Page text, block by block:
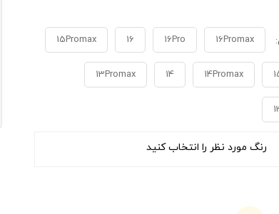
16Promax
16Pro
16
15Promax
14Promax
14
13Promax
رنگ مورد نظر را انتخاب کنید